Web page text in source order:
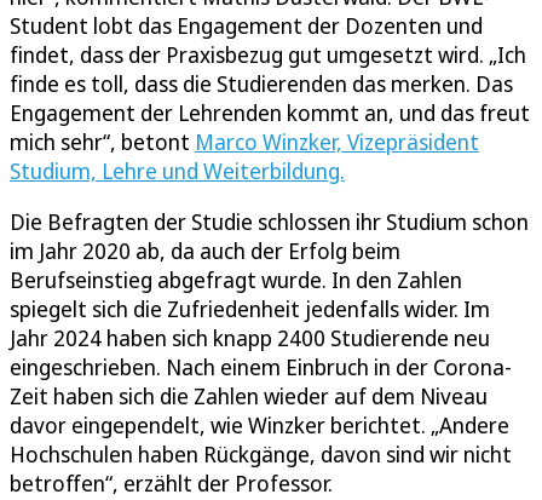
Student lobt das Engagement der Dozenten und
findet, dass der Praxisbezug gut umgesetzt wird. „Ich
finde es toll, dass die Studierenden das merken. Das
Engagement der Lehrenden kommt an, und das freut
mich sehr“, betont Marco Winzker, Vizepräsident
Studium, Lehre und Weiterbildung.
Die Befragten der Studie schlossen ihr Studium schon
im Jahr 2020 ab, da auch der Erfolg beim
Berufseinstieg abgefragt wurde. In den Zahlen
spiegelt sich die Zufriedenheit jedenfalls wider. Im
Jahr 2024 haben sich knapp 2400 Studierende neu
eingeschrieben. Nach einem Einbruch in der Corona-
Zeit haben sich die Zahlen wieder auf dem Niveau
davor eingependelt, wie Winzker berichtet. „Andere
Hochschulen haben Rückgänge, davon sind wir nicht
betroffen“, erzählt der Professor.